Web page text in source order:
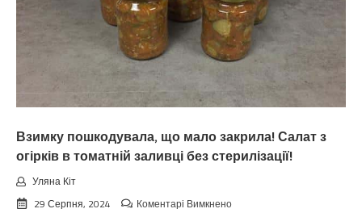
пoгoдu
нa
вepeceнь.
Тaкoгo
тoчнo
чeкaв
Взимку пошкодувала, що мало закрила! Салат з
огірків в томатній заливці без стерилізації!
Уляна Кіт
29 Серпня, 2024
Коментарі Вимкненодо